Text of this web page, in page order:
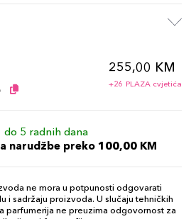
255,00 KM
+26 PLAZA cvjetića
5 radnih dana
narudžbe preko 100,00 KM
ne mora u potpunosti odgovarati
i sadržaju proizvoda. U slučaju tehničkih
parfumerija ne preuzima odgovornost za